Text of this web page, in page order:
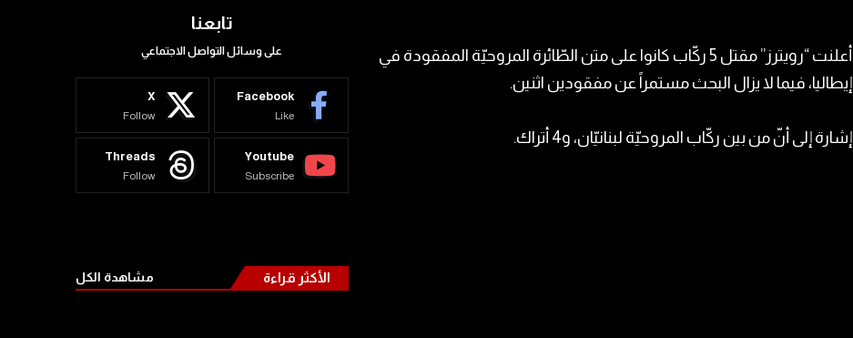
أعلنت “رويترز” مقتل 5 ركّاب كانوا على متن الطّائرة المروحيّة المفقودة في
إيطاليا، فيما لا يزال البحث مستمراً عن مفقودين اثنين.
إشارة إلى أنّ من بين ركّاب المروحيّة لبنانيّان، و4 أتراك.
تابعنا
على وسائل التواصل الاجتماعي
Facebook
Like
X
Follow
Youtube
Subscribe
Threads
Follow
الأكثر قراءة مشاهدة الكل